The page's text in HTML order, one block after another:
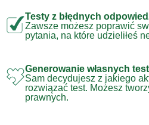
Testy z błędnych
Zawsze możesz poprawić
pytania, na które udzieliłeś
Generowanie własnych
Sam decydujesz z jakiego
rozwiązać test. Możesz
prawnych.